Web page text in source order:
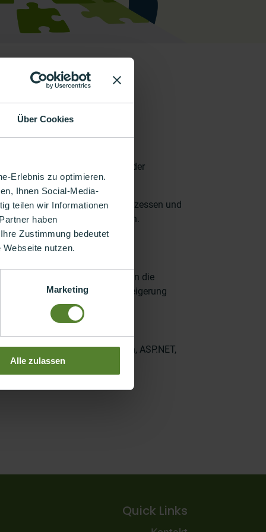
Über Cookies
Erlebnis zu optimieren.
Ihnen Social-Media-
teilen wir Informationen
haben
Zustimmung bedeutet
nutzen.
Marketing
Alle zulassen
Hilfsmittel
Vereinfachung der
derAbläufe.
mitintuitiven Prozessen und
für Mitarbeiter zu erleichtern.
Verbesserungen erhöhen die
Kostenreduktion und Effizienzsteigerung
Service, Azure AD,REST, OAuth, ASP.NET,
Quick Links